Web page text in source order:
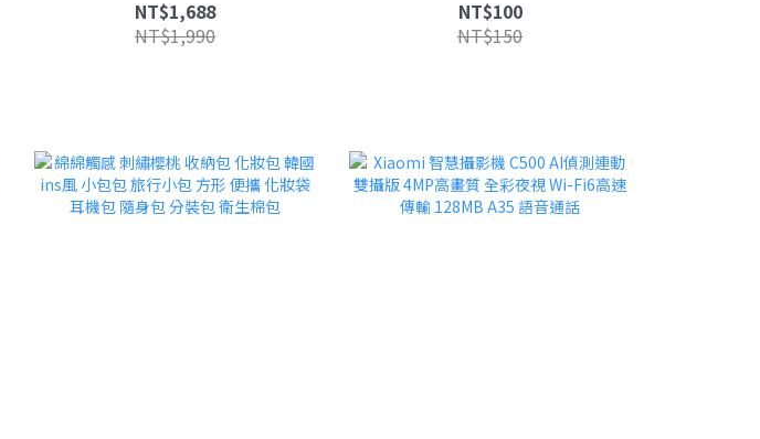
NT$1,688
NT$1,990
NT$100
NT$150